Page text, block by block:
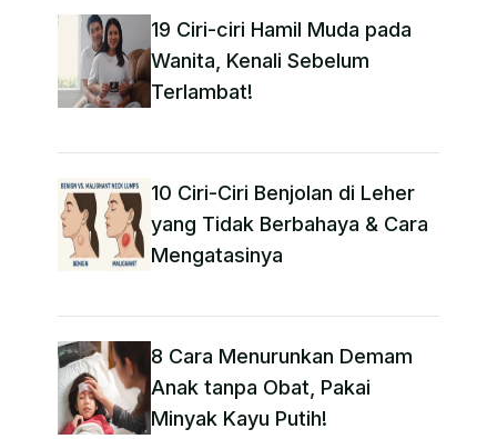
19 Ciri-ciri Hamil Muda pada
Wanita, Kenali Sebelum
Terlambat!
10 Ciri-Ciri Benjolan di Leher
yang Tidak Berbahaya & Cara
Mengatasinya
8 Cara Menurunkan Demam
Anak tanpa Obat​, Pakai
Minyak Kayu Putih!